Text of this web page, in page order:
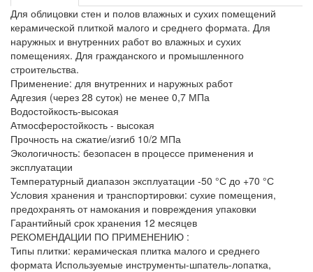
Для облицовки стен и полов влажных и сухих помещений
керамической плиткой малого и среднего формата. Для
наружных и внутренних работ во влажных и сухих
помещениях. Для гражданского и промышленного
строительства.
Применение: для внутренних и наружных работ
Адгезия (через 28 суток) не менее 0,7 МПа
Водостойкость-высокая
Атмосферостойкость - высокая
Прочность на сжатие/изгиб 10/2 МПа
Экологичность: безопасен в процессе применения и
эксплуатации
Температурный диапазон эксплуатации -50 °С до +70 °С
Условия хранения и транспортировки: сухие помещения,
предохранять от намокания и повреждения упаковки
Гарантийный срок хранения 12 месяцев
РЕКОМЕНДАЦИИ ПО ПРИМЕНЕНИЮ :
Типы плитки: керамическая плитка малого и среднего
формата Используемые инструменты-шпатель-лопатка,